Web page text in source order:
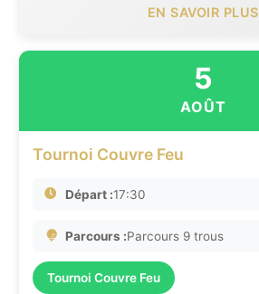
EN SAVOIR PLUS
5
AOÛT
Tournoi Couvre Feu
Départ :17:30
Parcours :Parcours 9 trous
Tournoi Couvre Feu